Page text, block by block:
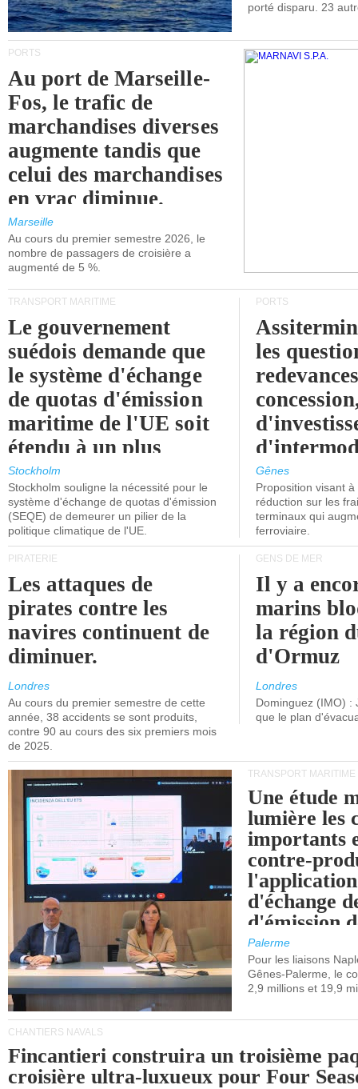
porté disparu. 23
PORTS
Au port de Marseille-
Fos, le trafic de
marchandises diverses
augmente tandis que
celui des marchandises
en vrac diminue.
Marseille
Au cours du premier semestre 2026, le
nombre de passagers de croisière a
augmenté de 5 %.
TRANSPORT MARITIME
Le gouvernement
suédois demande que
le système d'échange
de quotas d'émission
maritime de l'UE soit
étendu à un plus
grand nombre de
navires.
Stockholm
Stockholm souligne la nécessité pour le
système d'échange de quotas d'émission
(SEQE) de demeurer un pilier de la
politique climatique de l'UE.
PORTS
les
l'attention
politiciens.
Gênes
Proposition visant
réduction sur les
terminaux qui
ferroviaire.
PIRATERIE
Les attaques de
pirates contre les
navires continuent de
diminuer.
Londres
Au cours du premier semestre de cette
année, 38 accidents se sont produits,
contre 90 au cours des six premiers mois
de 2025.
GENS DE MER
Il y a
marins
la région
d'Ormuz
Londres
Dominguez (IMO) :
que le plan
TRANSPORT MARITIME
Une étude
lumière les
importants
contre-
d'échange
d'émission
(SEQE-UE)
maritimes
occidentale.
Palerme
Pour les liaisons
Gênes-Palerme, le
2,9 millions et 19,9
CHANTIERS NAVALS
Fincantieri construira un troisième
croisière ultra-luxueux pour Four